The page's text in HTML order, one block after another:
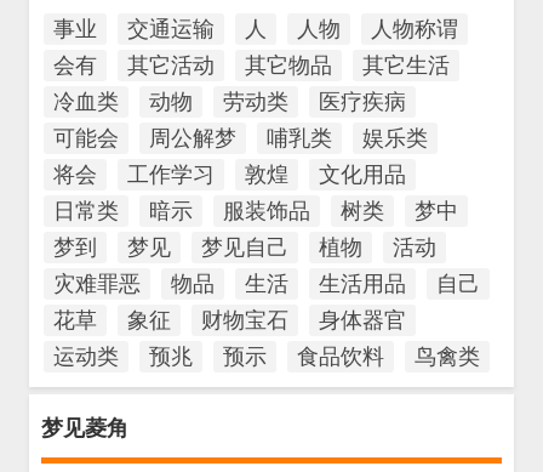
事业 交通运输 人 人物
人物称谓
会有
其它活动 其它物品
其它生活
冷血类
动物 劳动类
医疗疾病
可能会
周公解梦 哺乳类
娱乐类
将会
工作学习 敦煌
文化用品
日常类
暗示 服装饰品 树类
梦中
梦到
梦见 梦见自己 植物
活动
灾难罪恶
物品 生活 生活用品
自己
花草
象征 财物宝石
身体器官
运动类
预兆 预示 食品饮料 鸟禽类
梦见菱角